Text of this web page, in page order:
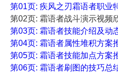
第01页: 疾风之刃霜语者职业
第02页: 霜语者战斗演示视频
第03页: 霜语者技能介绍及动
第04页: 霜语者属性堆积方案
第05页: 霜语者技能加点方案
第06页: 霜语者刷图的技巧总